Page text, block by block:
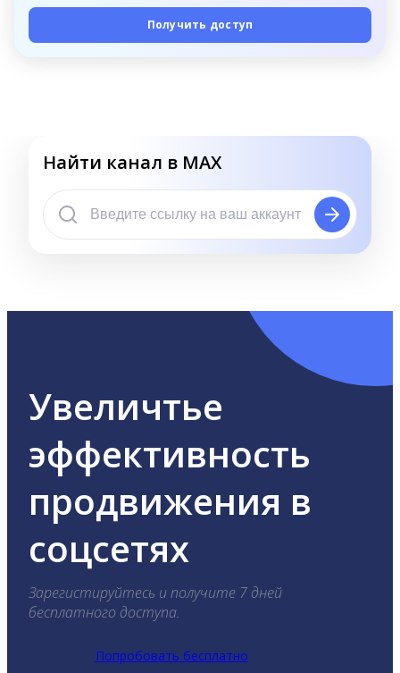
Получить доступ
Найти канал в MAX
Увеличтье
эффективность
продвижения в
соцсетях
Зарегистируйтесь и получите 7 дней
бесплатного доступа.
Попробовать бесплатно